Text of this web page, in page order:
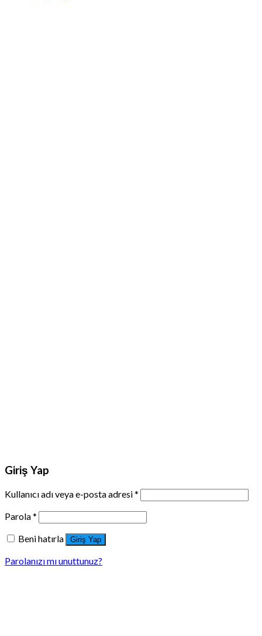
Giriş Yap
Kullanıcı adı veya e-posta adresi*
Parola*
Beni hatırla
Giriş Yap
Parolanızı mı unuttunuz?